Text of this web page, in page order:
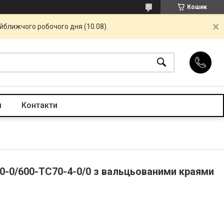
Кошик
робочого дня (10.08).
Контакти
0/600-ТС70-4-0/0 з вальцьованими краями